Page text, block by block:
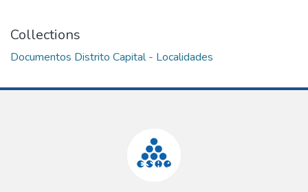
Collections
Documentos Distrito Capital - Localidades